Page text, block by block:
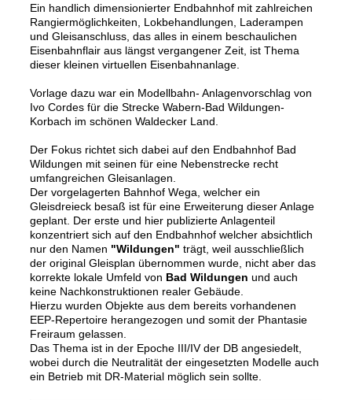
Ein handlich dimensionierter Endbahnhof mit zahlreichen
Rangiermöglichkeiten, Lokbehandlungen, Laderampen
und Gleisanschluss, das alles in einem beschaulichen
Eisenbahnflair aus längst vergangener Zeit, ist Thema
dieser kleinen virtuellen Eisenbahnanlage.
Vorlage dazu war ein Modellbahn- Anlagenvorschlag von
Ivo Cordes für die Strecke Wabern-Bad Wildungen-
Korbach im schönen Waldecker Land.
Der Fokus richtet sich dabei auf den Endbahnhof Bad
Wildungen mit seinen für eine Nebenstrecke recht
umfangreichen Gleisanlagen.
Der vorgelagerten Bahnhof Wega, welcher ein
Gleisdreieck besaß ist für eine Erweiterung dieser Anlage
geplant. Der erste und hier publizierte Anlagenteil
konzentriert sich auf den Endbahnhof welcher absichtlich
nur den Namen "Wildungen" trägt, weil ausschließlich
der original Gleisplan übernommen wurde, nicht aber das
korrekte lokale Umfeld von Bad Wildungen und auch
keine Nachkonstruktionen realer Gebäude.
Hierzu wurden Objekte aus dem bereits vorhandenen
EEP-Repertoire herangezogen und somit der Phantasie
Freiraum gelassen.
Das Thema ist in der Epoche III/IV der DB angesiedelt,
wobei durch die Neutralität der eingesetzten Modelle auch
ein Betrieb mit DR-Material möglich sein sollte.